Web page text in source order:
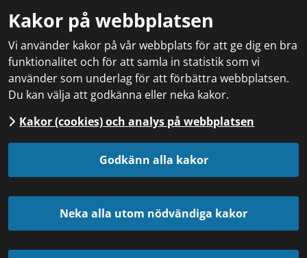
Kakor på webbplatsen
Vi använder kakor på vår webbplats för att ge dig en bra
funktionalitet och för att samla in statistik som vi
använder som underlag för att förbättra webbplatsen.
Du kan välja att godkänna eller neka kakor.
Kakor (cookies) och analys på webbplatsen
Godkänn alla kakor
Neka alla utom nödvändiga kakor